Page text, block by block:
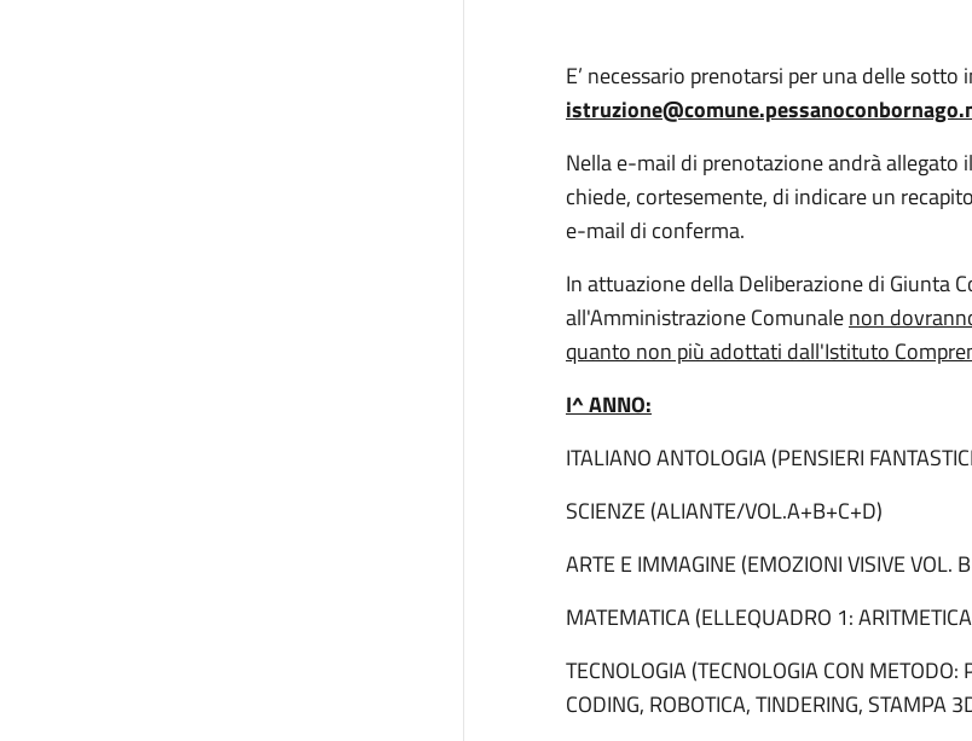
E’ necessario prenotarsi per una delle
Nella e-mail di prenotazione andrà allegato il
chiede, cortesemente, di indicare un
e-mail di conferma.
In attuazione della Deliberazione di Giunta
all'Amministrazione Comunalenon
quanto non più adottati dall'Istituto
I^ ANNO:
ITALIANO ANTOLOGIA (PENSIERI
SCIENZE (ALIANTE/VOL.A+B+C+D)
ARTE E IMMAGINE (EMOZIONI VISIVE VOL.
MATEMATICA (ELLEQUADRO 1:
TECNOLOGIA (TECNOLOGIA CON
CODING, ROBOTICA, TINDERING, STAMPA